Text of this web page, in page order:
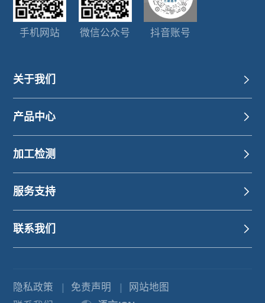
手机网站 微信公众号 抖音账号
关于我们
产品中心
加工检测
服务支持
联系我们
隐私政策 免责声明
网站地图